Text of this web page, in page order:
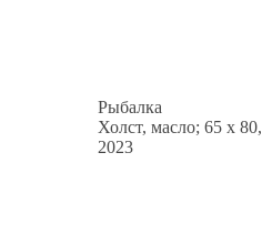
Рыбалка
Холст, масло; 65 x 80,
2023